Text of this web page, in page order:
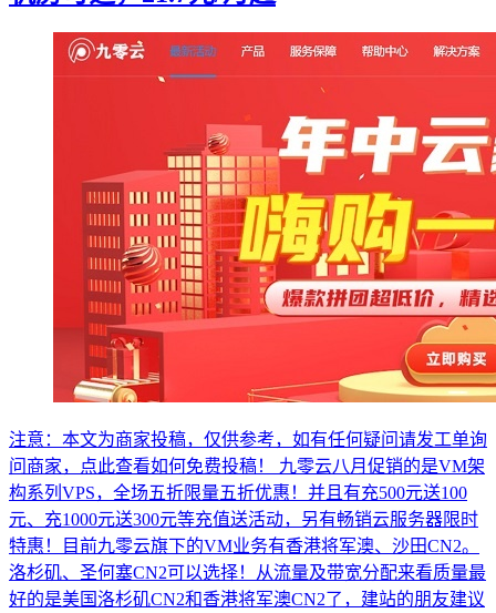
注意：本文为商家投稿，仅供参考，如有任何疑问请发工单询
问商家，点此查看如何免费投稿！ 九零云八月促销的是VM架
构系列VPS，全场五折限量五折优惠！并且有充500元送100
元、充1000元送300元等充值送活动，另有畅销云服务器限时
特惠！目前九零云旗下的VM业务有香港将军澳、沙田CN2。
洛杉矶、圣何塞CN2可以选择！从流量及带宽分配来看质量最
好的是美国洛杉矶CN2和香港将军澳CN2了，建站的朋友建议